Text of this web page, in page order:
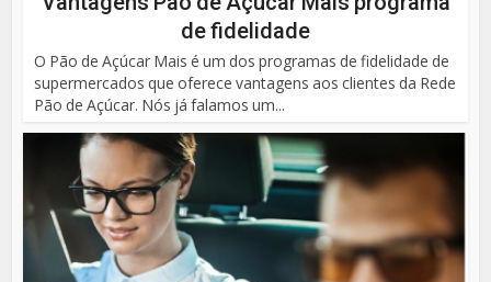
de fidelidade
O Pão de Açúcar Mais é um dos programas de fidelidade de
supermercados que oferece vantagens aos clientes da Rede
Pão de Açúcar. Nós já falamos um...